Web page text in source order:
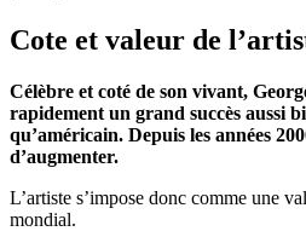
Cote et valeur de
Célèbre et coté de son vivant,
rapidement un grand succès aussi
qu’américain. Depuis les années
d’augmenter.
L’artiste s’impose donc comme une
mondial.